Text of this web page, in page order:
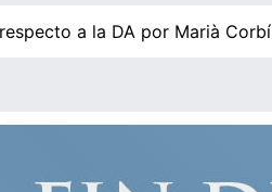
a la DA por Marià Corbí |